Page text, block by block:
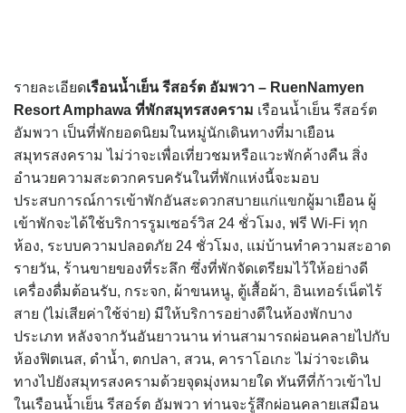
รายละเอียดเรือนน้ำเย็น รีสอร์ต อัมพวา – RuenNamyen
Resort Amphawa ที่พักสมุทรสงคราม เรือนน้ำเย็น รีสอร์ต
อัมพวา เป็นที่พักยอดนิยมในหมู่นักเดินทางที่มาเยือน
สมุทรสงคราม ไม่ว่าจะเพื่อเที่ยวชมหรือแวะพักค้างคืน สิ่ง
อำนวยความสะดวกครบครันในที่พักแห่งนี้จะมอบ
ประสบการณ์การเข้าพักอันสะดวกสบายแก่แขกผู้มาเยือน ผู้
เข้าพักจะได้ใช้บริการรูมเซอร์วิส 24 ชั่วโมง, ฟรี Wi-Fi ทุก
ห้อง, ระบบความปลอดภัย 24 ชั่วโมง, แม่บ้านทำความสะอาด
รายวัน, ร้านขายของที่ระลึก ซึ่งที่พักจัดเตรียมไว้ให้อย่างดี
เครื่องดื่มต้อนรับ, กระจก, ผ้าขนหนู, ตู้เสื้อผ้า, อินเทอร์เน็ตไร้
สาย (ไม่เสียค่าใช้จ่าย) มีให้บริการอย่างดีในห้องพักบาง
ประเภท หลังจากวันอันยาวนาน ท่านสามารถผ่อนคลายไปกับ
ห้องฟิตเนส, ดำน้ำ, ตกปลา, สวน, คาราโอเกะ ไม่ว่าจะเดิน
ทางไปยังสมุทรสงครามด้วยจุดมุ่งหมายใด ทันทีที่ก้าวเข้าไป
ในเรือนน้ำเย็น รีสอร์ต อัมพวา ท่านจะรู้สึกผ่อนคลายเสมือน